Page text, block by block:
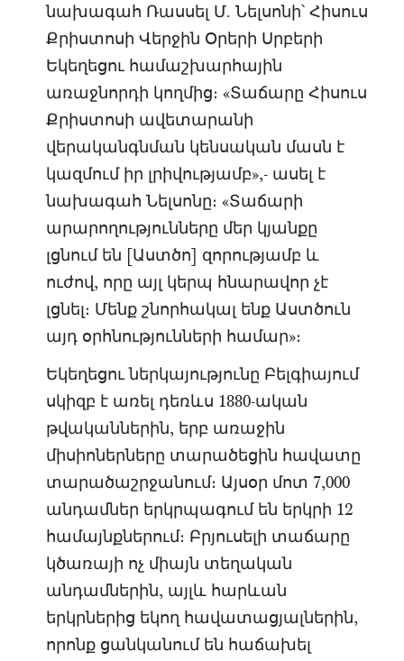
նախագահ Ռասսել Մ. Նելսոնի՝ Հիսուս
Քրիստոսի Վերջին Օրերի Սրբերի
Եկեղեցու համաշխարհային
առաջնորդի կողմից։ «Տաճարը Հիսուս
Քրիստոսի ավետարանի
վերականգնման կենսական մասն է
կազմում իր լրիվությամբ»,- ասել է
նախագահ Նելսոնը։ «Տաճարի
արարողությունները մեր կյանքը
լցնում են [Աստծո] զորությամբ և
ուժով, որը այլ կերպ հնարավոր չէ
լցնել։ Մենք շնորհակալ ենք Աստծուն
այդ օրհնությունների համար»։
Եկեղեցու ներկայությունը Բելգիայում
սկիզբ է առել դեռևս 1880-ական
թվականներին, երբ առաջին
միսիոներները տարածեցին հավատը
տարածաշրջանում։ Այսօր մոտ 7,000
անդամներ երկրպագում են երկրի 12
համայնքներում։ Բրյուսելի տաճարը
կծառայի ոչ միայն տեղական
անդամներին, այլև հարևան
երկրներից եկող հավատացյալներին,
որոնք ցանկանում են հաճախել